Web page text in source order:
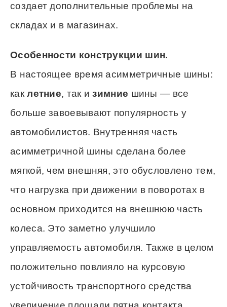
создает дополнительные проблемы на
складах и в магазинах.
Особенности конструкции шин.
В настоящее время асимметричные шины:
каклетние, так изимние шины — все
больше завоевывают популярность у
автомобилистов. Внутренняя часть
асимметричной шины сделана более
мягкой, чем внешняя, это обусловлено тем,
что нагрузка при движении в поворотах в
основном приходится на внешнюю часть
колеса. Это заметно улучшило
управляемость автомобиля. Также в целом
положительно повлияло на курсовую
устойчивость транспортного средства